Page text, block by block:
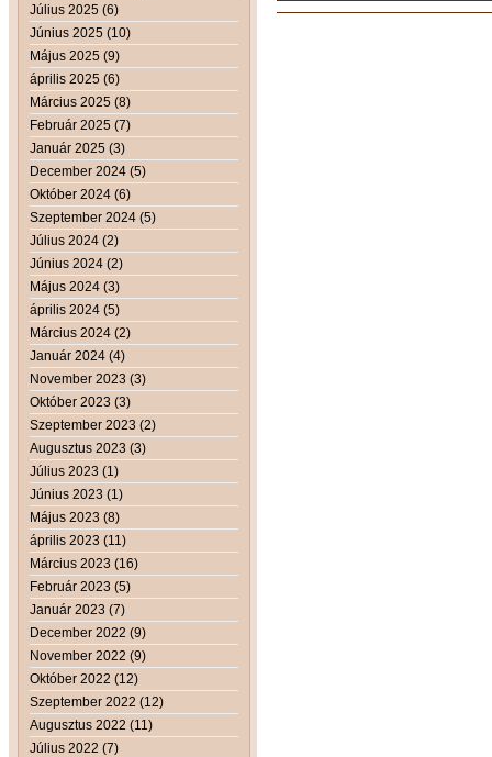
Július 2025 (6)
Június 2025 (10)
Május 2025 (9)
április 2025 (6)
Március 2025 (8)
Február 2025 (7)
Január 2025 (3)
December 2024 (5)
Október 2024 (6)
Szeptember 2024 (5)
Július 2024 (2)
Június 2024 (2)
Május 2024 (3)
április 2024 (5)
Március 2024 (2)
Január 2024 (4)
November 2023 (3)
Október 2023 (3)
Szeptember 2023 (2)
Augusztus 2023 (3)
Július 2023 (1)
Június 2023 (1)
Május 2023 (8)
április 2023 (11)
Március 2023 (16)
Február 2023 (5)
Január 2023 (7)
December 2022 (9)
November 2022 (9)
Október 2022 (12)
Szeptember 2022 (12)
Augusztus 2022 (11)
Július 2022 (7)